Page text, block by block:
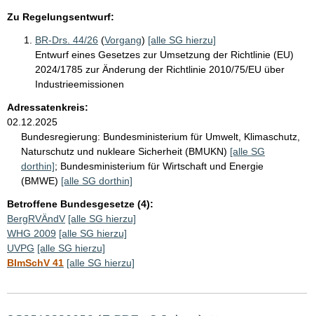
Zu Regelungsentwurf:
BR-Drs. 44/26 (Vorgang) [alle SG hierzu]
Entwurf eines Gesetzes zur Umsetzung der Richtlinie (EU)
2024/1785 zur Änderung der Richtlinie 2010/75/EU über
Industrieemissionen
Adressatenkreis:
02.12.2025
Bundesregierung: Bundesministerium für Umwelt, Klimaschutz,
Naturschutz und nukleare Sicherheit (BMUKN) [alle SG
dorthin]; Bundesministerium für Wirtschaft und Energie
(BMWE) [alle SG dorthin]
Betroffene Bundesgesetze (4):
BergRVÄndV [alle SG hierzu]
WHG 2009 [alle SG hierzu]
UVPG [alle SG hierzu]
BImSchV 41 [alle SG hierzu]